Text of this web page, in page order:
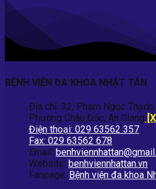
BỆNH VIỆN ĐA KHOA NHẬT TÂN
Địa chỉ: 32, Phạm Ngọc
Phường Châu Đốc, An Giang
Điện thoại: 029 63562 357
Fax: 029 63562 678
Email:
Website: benhviennhattan.vn
Fanpage: Bệnh viện đa khoa